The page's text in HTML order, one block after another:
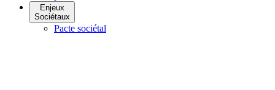
Enjeux
Sociétaux
Pacte sociétal